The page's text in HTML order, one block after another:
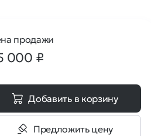
продажи
000 ₽
Добавить в корзину
Предложить цену